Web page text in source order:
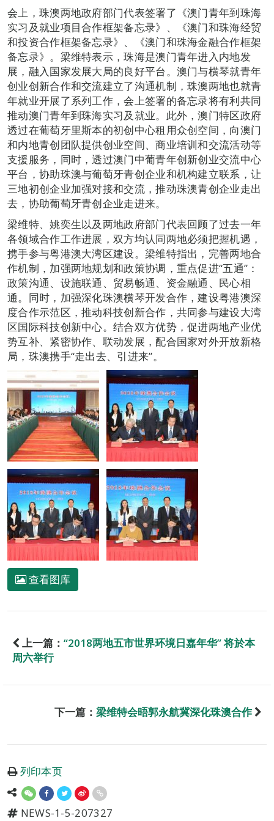
会上，珠澳两地政府部门代表签署了《澳门青年到珠海
实习及就业项目合作框架备忘录》、《澳门和珠海经贸
和投资合作框架备忘录》、《澳门和珠海金融合作框架
备忘录》。梁维特表示，珠海是澳门青年进入内地发
展，融入国家发展大局的良好平台。澳门与横琴就青年
创业创新合作和交流建立了沟通机制，珠澳两地也就青
年就业开展了系列工作，会上签署的备忘录将有利共同
推动澳门青年到珠海实习及就业。此外，澳门特区政府
透过在葡萄牙里斯本的初创中心租用众创空间，向澳门
和内地青创团队提供创业空间、商业培训和交流活动等
支援服务，同时，透过澳门中葡青年创新创业交流中心
平台，协助珠澳与葡萄牙青创企业和机构建立联系，让
三地初创企业加强对接和交流，推动珠澳青创企业走出
去，协助葡萄牙青创企业走进来。
梁维特、姚奕生以及两地政府部门代表回顾了过去一年
各领域合作工作进展，双方均认同两地必须把握机遇，
携手参与粤港澳大湾区建设。梁维特指出，完善两地合
作机制，加强两地规划和政策协调，重点促进“五通”：
政策沟通、设施联通、贸易畅通、资金融通、民心相
通。同时，加强深化珠澳横琴开发合作，建设粤港澳深
度合作示范区，推动科技创新合作，共同参与建设大湾
区国际科技创新中心。结合双方优势，促进两地产业优
势互补、紧密协作、联动发展，配合国家对外开放新格
局，珠澳携手“走出去、引进来”。
查看图库
上一篇： “2018两地五市世界环境日嘉年华” 将於本
周六举行
下一篇： 梁维特会晤郭永航冀深化珠澳合作
列印本页
NEWS-1-5-207327